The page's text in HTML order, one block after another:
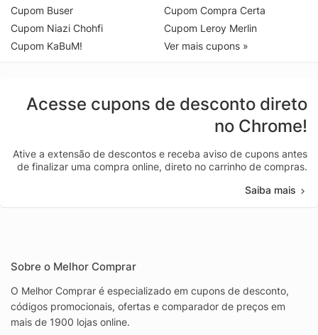
Cupom Buser
Cupom Niazi Chohfi
Cupom KaBuM!
Cupom Compra Certa
Cupom Leroy Merlin
Ver mais cupons »
Acesse cupons de desconto direto
no Chrome!
Ative a extensão de descontos e receba aviso de cupons antes
de finalizar uma compra online, direto no carrinho de compras.
Saiba mais
Sobre o Melhor Comprar
O Melhor Comprar é especializado em cupons de desconto,
códigos promocionais, ofertas e comparador de preços em
mais de 1900 lojas online.